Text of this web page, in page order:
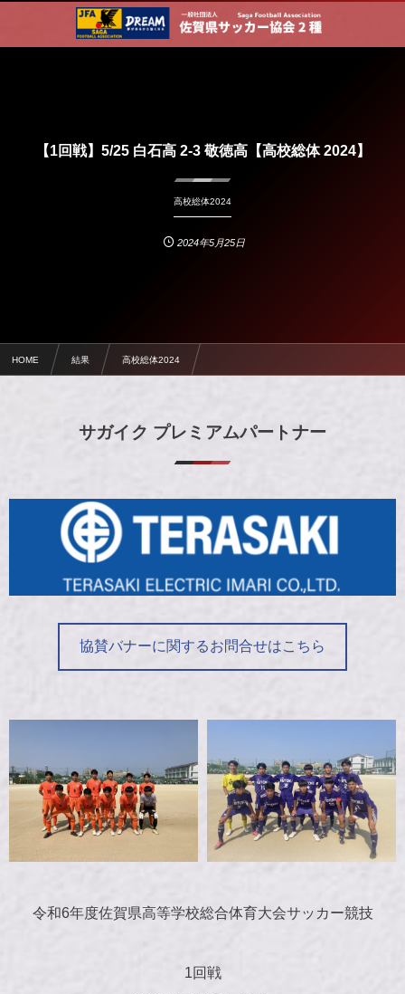
【1回戦】5/25 白石高 2-3 敬徳高【高校総体 2024】
高校総体2024
2024年5月25日
HOME 結果 高校総体2024
サガイク プレミアムパートナー
協賛バナーに関するお問合せはこちら
令和6年度佐賀県高等学校総合体育大会サッカー競技
1回戦